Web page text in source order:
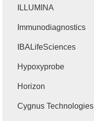
ILLUMINA
Immunodiagnostics
IBALifeSciences
Hypoxyprobe
Horizon
Cygnus Technologies